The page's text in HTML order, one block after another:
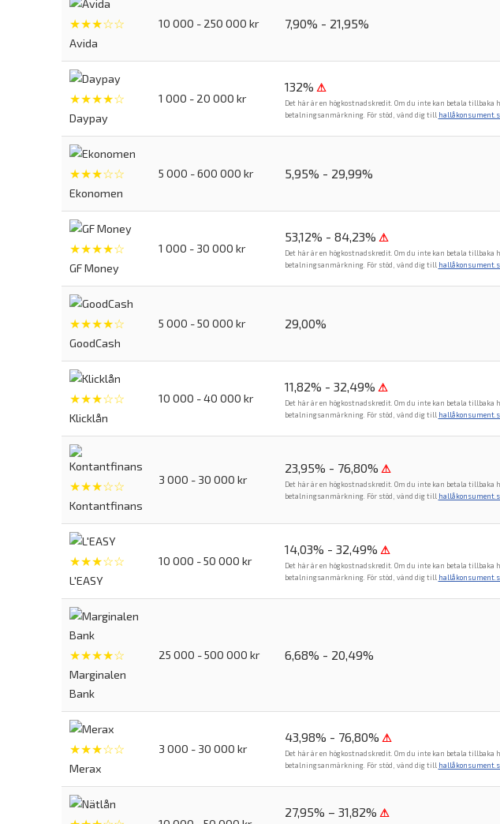
★★★☆☆
Avida
10 000 - 250 000 kr 7,90% - 21,95%
★★★★☆
Daypay
1 000 - 20 000 kr
132% ⚠
Det här är en högkostnadskredit. Om du inte kan betala tillbaka
betalningsanmärkning. För stöd, vänd dig till
★★★☆☆
Ekonomen
5 000 - 600 000 kr 5,95% - 29,99%
★★★★☆
GF Money
1 000 - 30 000 kr
53,12% - 84,23% ⚠
Det här är en högkostnadskredit. Om du inte kan betala tillbaka
betalningsanmärkning. För stöd, vänd dig till
★★★★☆
GoodCash
5 000 - 50 000 kr 29,00%
★★★☆☆
Klicklån
10 000 - 40 000 kr
11,82% - 32,49% ⚠
Det här är en högkostnadskredit. Om du inte kan betala tillbaka
betalningsanmärkning. För stöd, vänd dig till
★★★☆☆
Kontantfinans
3 000 - 30 000 kr
23,95% - 76,80% ⚠
Det här är en högkostnadskredit. Om du inte kan betala tillbaka
betalningsanmärkning. För stöd, vänd dig till
★★★☆☆
L'EASY
10 000 - 50 000 kr
14,03% - 32,49% ⚠
Det här är en högkostnadskredit. Om du inte kan betala tillbaka
betalningsanmärkning. För stöd, vänd dig till
★★★★☆
Marginalen
Bank
25 000 - 500 000 kr 6,68% - 20,49%
★★★☆☆
Merax
3 000 - 30 000 kr
43,98% - 76,80% ⚠
Det här är en högkostnadskredit. Om du inte kan betala tillbaka
betalningsanmärkning. För stöd, vänd dig till
27,95% – 31,82% ⚠